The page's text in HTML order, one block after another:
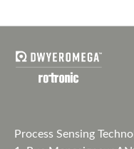
Process Sensing